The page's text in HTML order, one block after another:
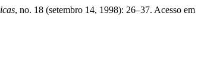
, no. 18 (setembro 14, 1998): 26–37. Acesso em